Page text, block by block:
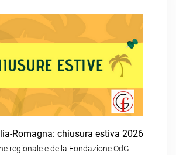
Romagna: chiusura estiva 2026
regionale e della Fondazione OdG